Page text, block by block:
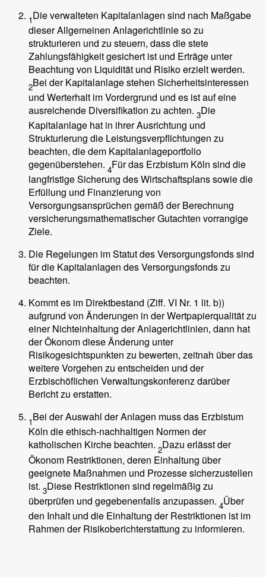
1Die verwalteten Kapitalanlagen sind nach Maßgabe
dieser Allgemeinen Anlagerichtlinie so zu
strukturieren und zu steuern, dass die stete
Zahlungsfähigkeit gesichert ist und Erträge unter
Beachtung von Liquidität und Risiko erzielt werden.
2Bei der Kapitalanlage stehen Sicherheitsinteressen
und Werterhalt im Vordergrund und es ist auf eine
ausreichende Diversifikation zu achten. 3Die
Kapitalanlage hat in ihrer Ausrichtung und
Strukturierung die Leistungsverpflichtungen zu
beachten, die dem Kapitalanlageportfolio
gegenüberstehen. 4Für das Erzbistum Köln sind die
langfristige Sicherung des Wirtschaftsplans sowie die
Erfüllung und Finanzierung von
Versorgungsansprüchen gemäß der Berechnung
versicherungsmathematischer Gutachten vorrangige
Ziele.
Die Regelungen im Statut des Versorgungsfonds sind
für die Kapitalanlagen des Versorgungsfonds zu
beachten.
Kommt es im Direktbestand (Ziff. VI Nr. 1 lit. b))
aufgrund von Änderungen in der Wertpapierqualität zu
einer Nichteinhaltung der Anlagerichtlinien, dann hat
der Ökonom diese Änderung unter
Risikogesichtspunkten zu bewerten, zeitnah über das
weitere Vorgehen zu entscheiden und der
Erzbischöflichen Verwaltungskonferenz darüber
Bericht zu erstatten.
1Bei der Auswahl der Anlagen muss das Erzbistum
Köln die ethisch-nachhaltigen Normen der
katholischen Kirche beachten. 2Dazu erlässt der
Ökonom Restriktionen, deren Einhaltung über
geeignete Maßnahmen und Prozesse sicherzustellen
ist. 3Diese Restriktionen sind regelmäßig zu
überprüfen und gegebenenfalls anzupassen. 4Über
den Inhalt und die Einhaltung der Restriktionen ist im
Rahmen der Risikoberichterstattung zu informieren.